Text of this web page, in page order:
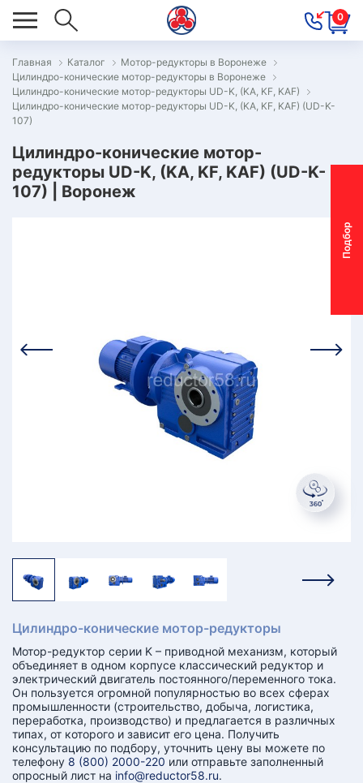
0
П
о
д
б
о
р
м
о
т
о
р
-
р
е
д
у
к
т
о
р
Главная Каталог
Мотор-редукторы в Воронеже
Цилиндро-конические мотор-редукторы в Воронеже
Цилиндро-конические мотор-редукторы UD-K, (KA, KF, KAF)
Цилиндро-конические мотор-редукторы UD-K, (KA, KF, KAF) (UD-K-
107)
Цилиндро-конические мотор-
редукторы UD-K, (KA, KF, KAF) (UD-K-
107) | Воронеж
Цилиндро-конические мотор-редукторы
Мотор-редуктор серии K – приводной механизм, который
объединяет в одном корпусе классический редуктор и
электрический двигатель постоянного/переменного тока.
Он пользуется огромной популярностью во всех сферах
промышленности (строительство, добыча, логистика,
переработка, производство) и предлагается в различных
типах, от которого и зависит его цена. Получить
консультацию по подбору, уточнить цену вы можете по
телефону 8 (800) 2000-220 или отправьте заполненный
опросный лист на info@reductor58.ru.